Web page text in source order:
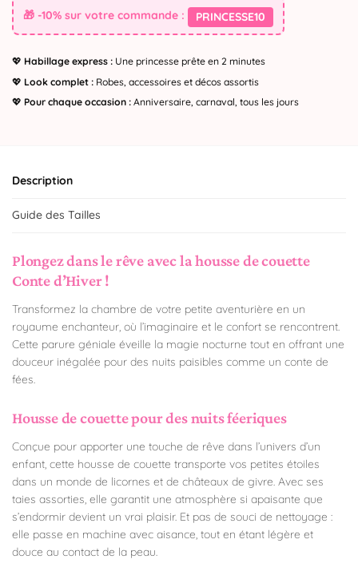
🎁 -10% sur votre commande : PRINCESSE10
💖 Habillage express : Une princesse prête en 2 minutes
💖 Look complet : Robes, accessoires et décos assortis
💖 Pour chaque occasion : Anniversaire, carnaval, tous les jours
Description
Guide des Tailles
Plongez dans le rêve avec la housse de couette
Conte d’Hiver !
Transformez la chambre de votre petite aventurière en un
royaume enchanteur, où l’imaginaire et le confort se rencontrent.
Cette parure géniale éveille la magie nocturne tout en offrant une
douceur inégalée pour des nuits paisibles comme un conte de
fées.
Housse de couette pour des nuits féeriques
Conçue pour apporter une touche de rêve dans l’univers d’un
enfant, cette housse de couette transporte vos petites étoiles
dans un monde de licornes et de châteaux de givre. Avec ses
taies assorties, elle garantit une atmosphère si apaisante que
s’endormir devient un vrai plaisir. Et pas de souci de nettoyage :
elle passe en machine avec aisance, tout en étant légère et
douce au contact de la peau.